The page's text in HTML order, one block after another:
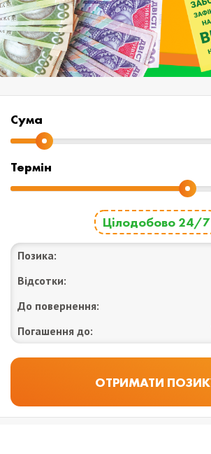
Cума
Термін
Цілодобово 24/7
Позика:
Відсотки:
До повернення:
Погашення до: